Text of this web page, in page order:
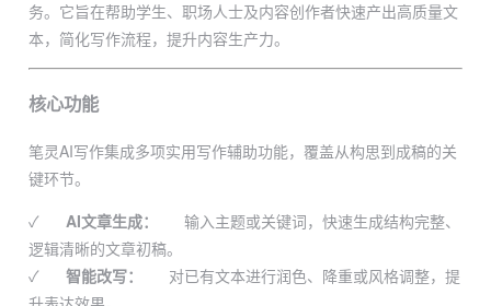
务。它旨在帮助学生、职场人士及内容创作者快速产出高质量文
本，简化写作流程，提升内容生产力。
核心功能
笔灵AI写作集成多项实用写作辅助功能，覆盖从构思到成稿的关
键环节。
✓
AI文章生成：
输入主题或关键词，快速生成结构完整、
逻辑清晰的文章初稿。
✓
智能改写：
对已有文本进行润色、降重或风格调整，提